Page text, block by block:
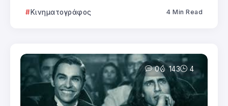
Κινηματογράφος 4 Min Read
0 143 4